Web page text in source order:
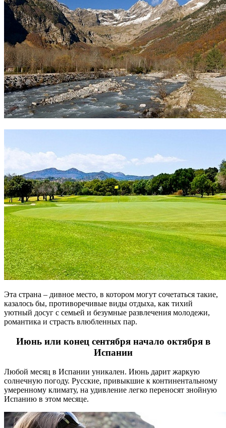
Эта страна – дивное место, в котором могут сочетаться такие,
казалось бы, противоречивые виды отдыха, как тихий
уютный досуг с семьей и безумные развлечения молодежи,
романтика и страсть влюбленных пар.
Июнь или конец сентября начало октября в
Испании
Любой месяц в Испании уникален. Июнь дарит жаркую
солнечную погоду. Русские, привыкшие к континентальному
умеренному климату, на удивление легко переносят знойную
Испанию в этом месяце.